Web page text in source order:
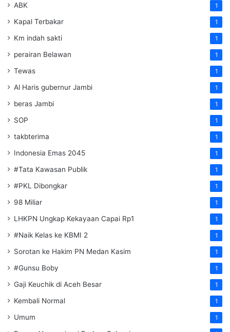
ABK 1
Kapal Terbakar 1
Km indah sakti 1
perairan Belawan 1
Tewas 1
Al Haris gubernur Jambi 1
beras Jambi 1
SOP 1
takbterima 1
Indonesia Emas 2045 1
#Tata Kawasan Publik 1
#PKL Dibongkar 1
98 Miliar 1
LHKPN Ungkap Kekayaan Capai Rp1 1
#Naik Kelas ke KBMI 2 1
Sorotan ke Hakim PN Medan Kasim 1
#Gunsu Boby 1
Gaji Keuchik di Aceh Besar 1
Kembali Normal 1
Umum 1